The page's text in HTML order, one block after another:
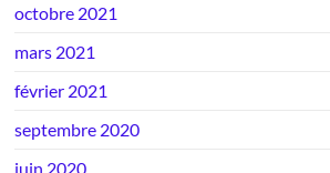
octobre 2021
mars 2021
février 2021
septembre 2020
juin 2020